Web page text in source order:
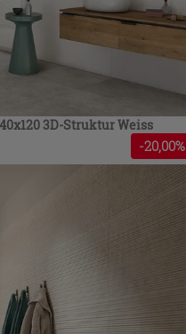
3D-Struktur Weiss
-20,00%